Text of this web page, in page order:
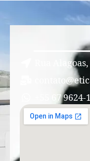
Rua
+55 67 9624-